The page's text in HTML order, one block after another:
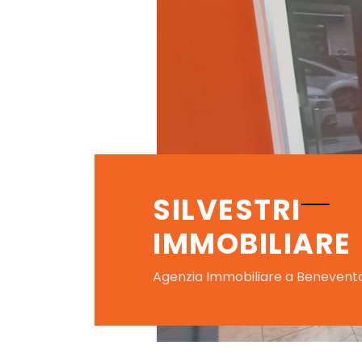
SILVESTRI
IMMOBILIARE
Agenzia Immobiliare a